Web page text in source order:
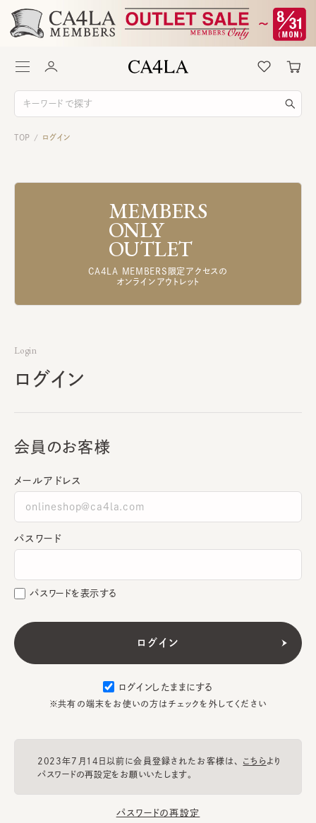
TOP / ログイン
MEMBERS
ONLY
OUTLET
CA4LA MEMBERS限定アクセスの
オンラインアウトレット
Login
ログイン
会員のお客様
メールアドレス
パスワード
パスワードを表示する
ログインしたままにする
※共有の端末をお使いの方はチェックを外してください
2023年7月14日以前に会員登録されたお客様は、 こちらより
パスワードの再設定をお願いいたします。
パスワードの再設定